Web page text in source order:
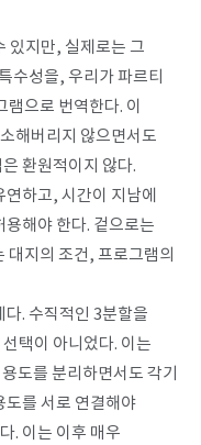
있지만, 실제로는 그
수성을, 우리가 파르티
으로 번역한다. 이
해버리지 않으면서도
환원적이지 않다.
하고, 시간이 지남에
용해야 한다. 겉으로는
대지의 조건, 프로그램의
. 수직적인 3분할을
택이 아니었다. 이는
도를 분리하면서도 각기
도를 서로 연결해야
. 이는 이후 매우